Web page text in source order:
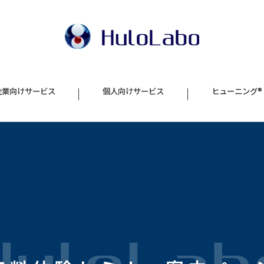
向けサービス 個人向けサービス ヒューニング®